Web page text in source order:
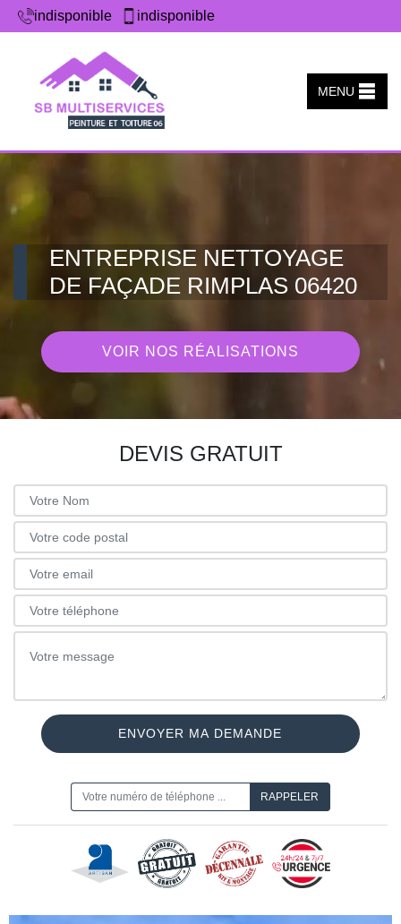
indisponible indisponible
MENU
ENTREPRISE NETTOYAGE
DE FAÇADE RIMPLAS 06420
VOIR NOS RÉALISATIONS
DEVIS GRATUIT